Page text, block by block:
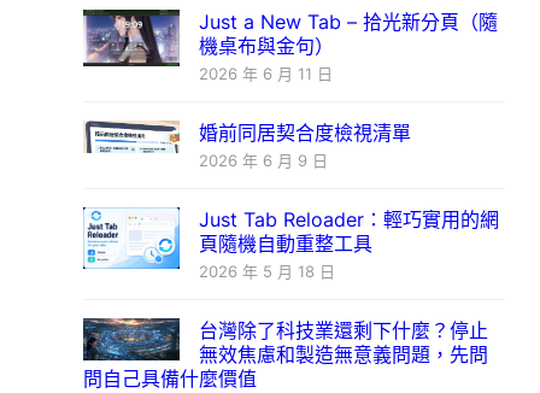
Just a New Tab – 拾光新分頁（隨
機桌布與金句）
2026 年 6 月 11 日
婚前同居契合度檢視清單
2026 年 6 月 9 日
Just Tab Reloader：輕巧實用的網
頁隨機自動重整工具
2026 年 5 月 18 日
台灣除了科技業還剩下什麼？停止
無效焦慮和製造無意義問題，先問
問自己具備什麼價值